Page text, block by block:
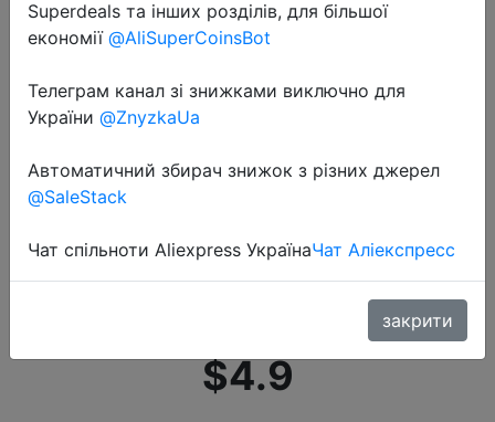
2020-09-15
Брендовые новые мужские
хлопковые носки для мужчин
2020, черные, деловые,
носки для лодок, Meias, хит
$4.9
Superdeals та інших розділів, для більшої
економії @AliSuperCoinsBot
Телеграм канал зі знижками виключно для
України @ZnyzkaUa
Автоматичний збирач знижок з різних джерел
@SaleStack
Чат спільноти Aliexpress УкраїнаЧат Аліекспресс
закрити